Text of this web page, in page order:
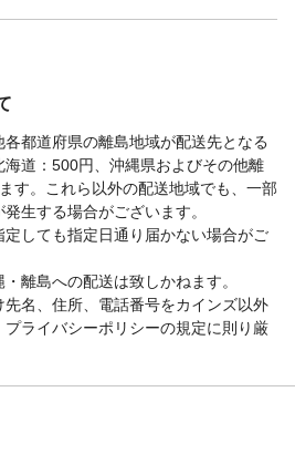
都道府県の離島地域が配送先となる
道：500円、沖縄県およびその他離
す。これら以外の配送地域でも、一部
生する場合がございます。
しても指定日通り届かない場合がご
離島への配送は致しかねます。
先名、住所、電話番号をカインズ以外
ライバシーポリシーの規定に則り厳